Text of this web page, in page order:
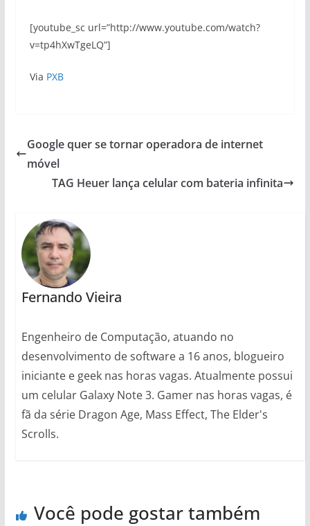
[youtube_sc url=”http://www.youtube.com/watch?
v=tp4hXwTgeLQ”]
Via PXB
Google quer se tornar operadora de internet
móvel
TAG Heuer lança celular com bateria infinita
Fernando Vieira
Engenheiro de Computação, atuando no
desenvolvimento de software a 16 anos, blogueiro
iniciante e geek nas horas vagas. Atualmente possui
um celular Galaxy Note 3. Gamer nas horas vagas, é
fã da série Dragon Age, Mass Effect, The Elder's
Scrolls.
Você pode gostar também